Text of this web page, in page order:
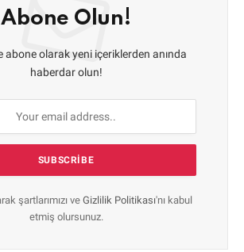
Abone Olun!
abone olarak yeni içeriklerden anında
haberdar olun!
şartlarımızı ve Gizlilik Politikası'nı kabul
etmiş olursunuz.